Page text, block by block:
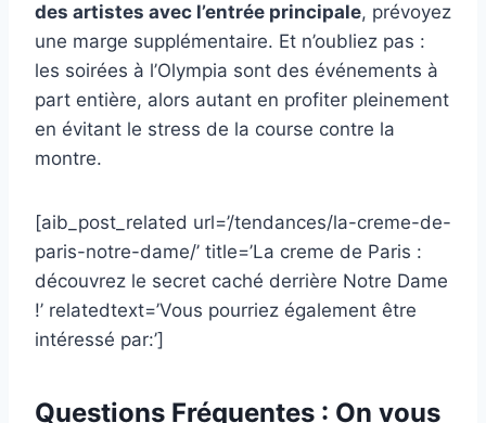
des artistes avec l’entrée principale, prévoyez
une marge supplémentaire. Et n’oubliez pas :
les soirées à l’Olympia sont des événements à
part entière, alors autant en profiter pleinement
en évitant le stress de la course contre la
montre.
[aib_post_related url=’/tendances/la-creme-de-
paris-notre-dame/’ title=’La creme de Paris :
découvrez le secret caché derrière Notre Dame
!’ relatedtext=’Vous pourriez également être
intéressé par:’]
Questions Fréquentes : On vous